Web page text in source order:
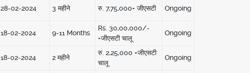
28-02-2024 3 महीने रु. 7,75,000+ जीएसटी Ongoing
18-02-2024 9-11 Months
Rs. 30,00,000/-
+जीएसटी चालू
Ongoing
18-02-2024 2 महीने
रु. 2,25,000 +जीएसटी
चालू
Ongoing